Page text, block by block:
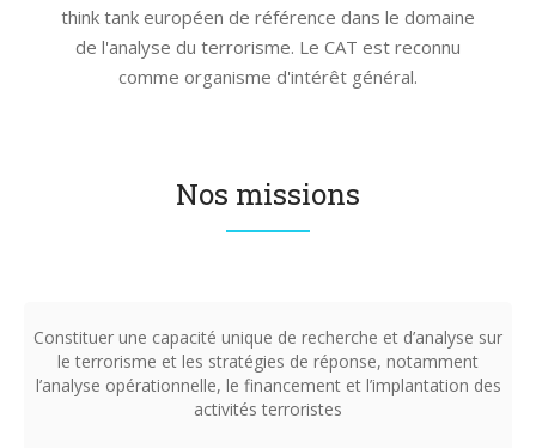
think tank européen de référence dans le domaine
de l'analyse du terrorisme. Le CAT est reconnu
comme organisme d'intérêt général.
Nos missions
Constituer une capacité unique de recherche et d’analyse sur
le terrorisme et les stratégies de réponse, notamment
l’analyse opérationnelle, le financement et l’implantation des
activités terroristes